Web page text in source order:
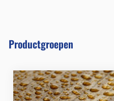
Productgroepen